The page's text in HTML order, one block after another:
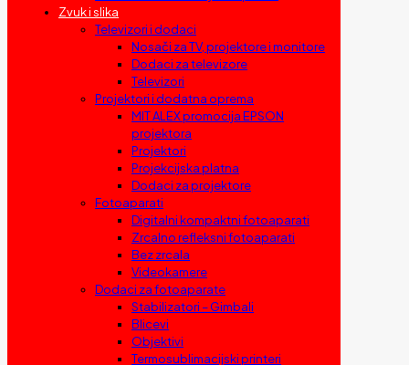
Zvuk i slika
Televizori i dodaci
Nosači za TV, projektore i monitore
Dodaci za televizore
Televizori
Projektori i dodatna oprema
MIT ALEX promocija EPSON
projektora
Projektori
Projekcijska platna
Dodaci za projektore
Fotoaparati
Digitalni kompaktni fotoaparati
Zrcalno refleksni fotoaparati
Bez zrcala
Videokamere
Dodaci za fotoaparate
Stabilizatori – Gimbali
Blicevi
Objektivi
Termosublimacijski printeri